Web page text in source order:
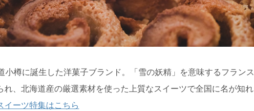
小樽に誕生した洋菓子ブランド。「雪の妖精」を意味するフランス
れ、北海道産の厳選素材を使った上質なスイーツで全国に名が知れ
イーツ特集はこちら